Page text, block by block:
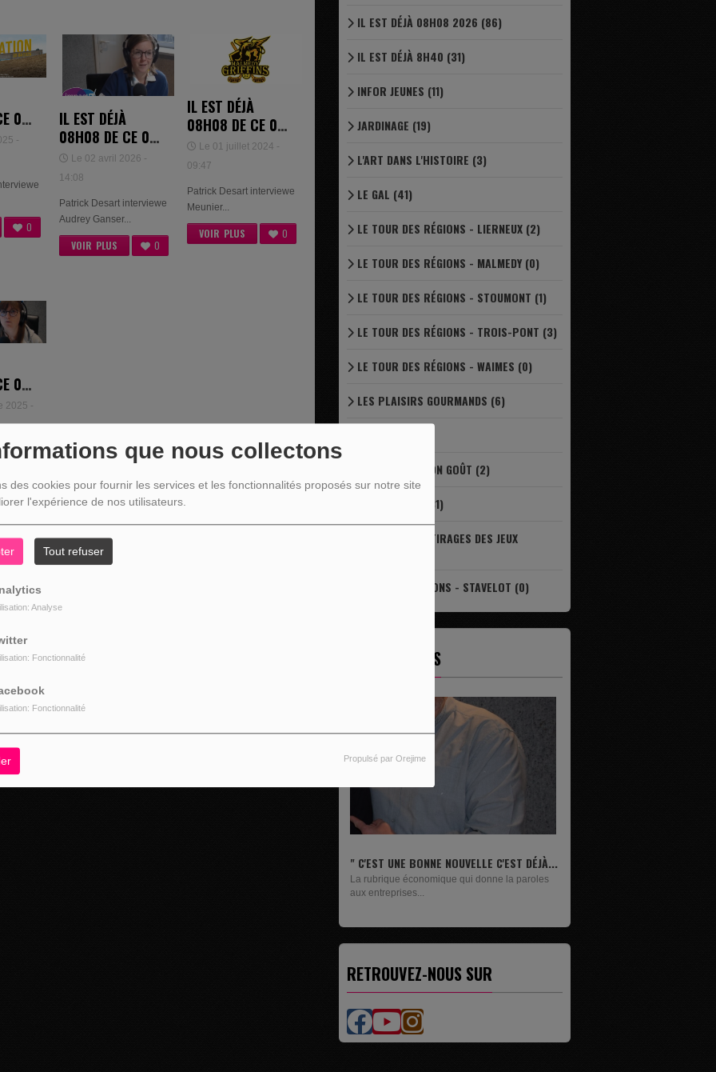
que nous collectons
des cookies pour fournir les services et les fonctionnalités proposés sur notre site
l'expérience de nos utilisateurs.
Tout refuser
Analyse
Fonctionnalité
Fonctionnalité
Propulsé par Orejime
01
- -
0
IL EST DÉJÀ
08H08 DE CE 01
AVRIL 2026 -
AUDREY GANSER
DONNAY
Le 02 avril 2026 -
14:08
Patrick Desart interviewe
Audrey Ganser...
VOIR PLUS 0
IL EST DÉJÀ
08H08 DE CE 01
JUILLET 2024
Le 01 juillet 2024 -
09:47
Patrick Desart interviewe
Meunier...
VOIR PLUS 0
01
-
2025 -
0
9 10
IL EST DÉJÀ 08H08 2026 (86)
IL EST DÉJÀ 8H40 (31)
INFOR JEUNES (11)
JARDINAGE (19)
L'ART DANS L'HISTOIRE (3)
LE GAL (41)
LE TOUR DES RÉGIONS - LIERNEUX (2)
LE TOUR DES RÉGIONS - MALMEDY (0)
LE TOUR DES RÉGIONS - STOUMONT (1)
LE TOUR DES RÉGIONS - TROIS-PONT (3)
LE TOUR DES RÉGIONS - WAIMES (0)
LES PLAISIRS GOURMANDS (6)
LOCAL ET DE BON GOÛT (2)
REPORTAGES (31)
RÉSULTAT DES TIRAGES DES JEUX
TOUR DES RÉGIONS - STAVELOT (0)
LES ÉMISSIONS
LIVRES
Un lundi sur deux, Maxime Janssens vous
présente les livres de...
RETROUVEZ-NOUS SUR